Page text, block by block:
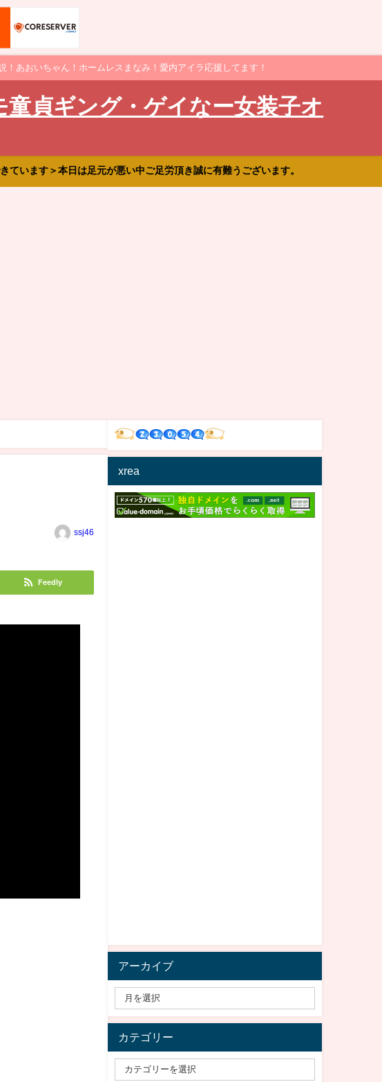
あおいちゃん！ホームレスまなみ！愛内アイラ応援してます！
貞ギング・ゲイなー女装子オ
います＞本日は足元が悪い中ご足労頂き誠に有難うございます。
ssj46
Feedly
xrea
アーカイブ
カテゴリー